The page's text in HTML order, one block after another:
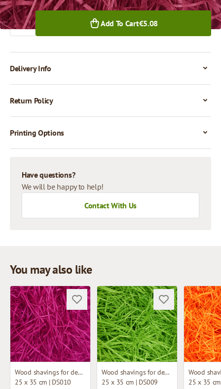
Quantity
Add To Cart€5.08
Delivery Info
Return Policy
Printing Options
Have questions?
We will be happy to help!
Contact With Us
You may also like
Wood shavings for decoration
25 x 35 cm | DS010
Wood shavings for decoration
25 x 35 cm | DS009
25 x 35